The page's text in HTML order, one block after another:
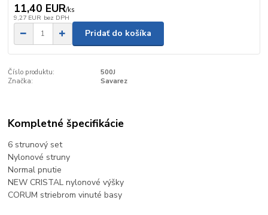
11,40 EUR/ks
9,27 EUR bez DPH
Pridať do košíka
Číslo produktu:
500J
Značka:
Savarez
Kompletné špecifikácie
6 strunový set
Nylonové struny
Normal pnutie
NEW CRISTAL nylonové výšky
CORUM striebrom vinuté basy